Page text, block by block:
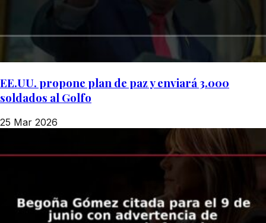
EE.UU. propone plan de paz y enviará 3.000
soldados al Golfo
25 Mar 2026